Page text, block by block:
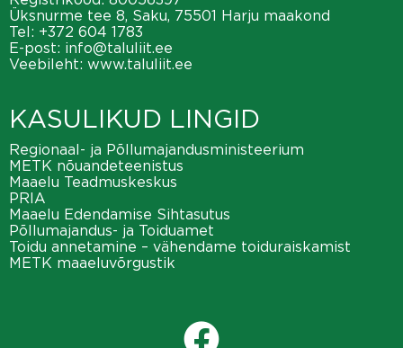
Üksnurme tee 8, Saku, 75501 Harju maakond
Tel: +372 604 1783
E-post: info@taluliit.ee
Veebileht: www.taluliit.ee
KASULIKUD LINGID
Regionaal- ja Põllumajandusministeerium
METK nõuandeteenistus
Maaelu Teadmuskeskus
PRIA
Maaelu Edendamise Sihtasutus
Põllumajandus- ja Toiduamet
Toidu annetamine – vähendame toiduraiskamist
METK maaeluvõrgustik